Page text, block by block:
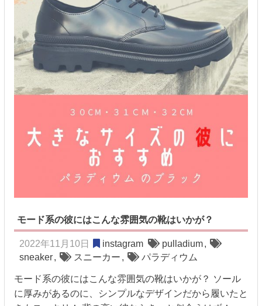
モード系の彼にはこんな雰囲気の靴はいかが？
2022年11月10日 instagram pulladium,
sneaker, スニーカー , パラディウム
モード系の彼にはこんな雰囲気の靴はいかが？ ソール
に厚みがあるのに、シンプルなデザインだから履いたと